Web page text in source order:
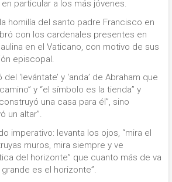
particular a los más jóvenes.
homilía del santo padre Francisco en
con los cardenales presentes en
en el Vaticano, con motivo de sus
episcopal.
‘levántate’ y ‘anda’ de Abraham que
y “el símbolo es la tienda” y
una casa para él”, sino
un altar”.
imperativo: levanta los ojos, “mira el
muros, mira siempre y ve
del horizonte” que cuanto más de va
es el horizonte”.